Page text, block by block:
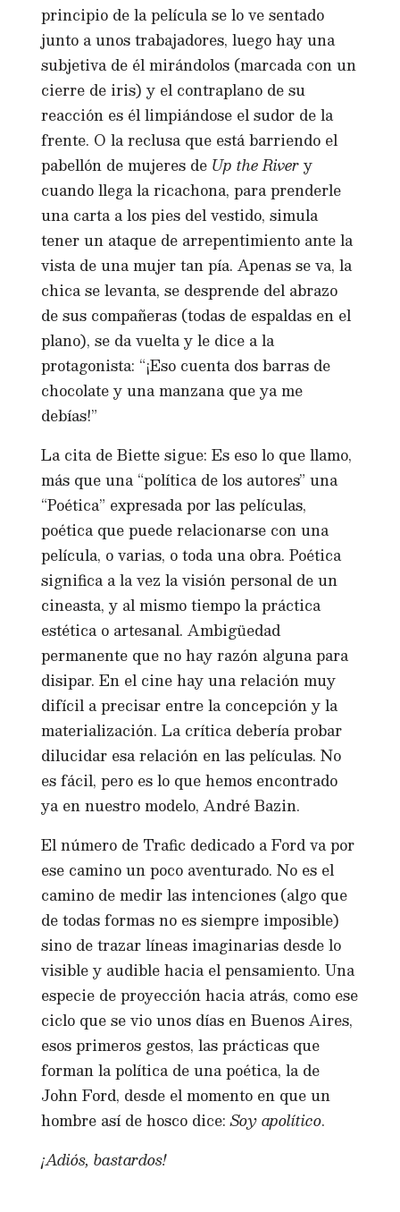
principio de la película se lo ve sentado
junto a unos trabajadores, luego hay una
subjetiva de él mirándolos (marcada con un
cierre de iris) y el contraplano de su
reacción es él limpiándose el sudor de la
frente. O la reclusa que está barriendo el
pabellón de mujeres de Up the Rivery
cuando llega la ricachona, para prenderle
una carta a los pies del vestido, simula
tener un ataque de arrepentimiento ante la
vista de una mujer tan pía. Apenas se va, la
chica se levanta, se desprende del abrazo
de sus compañeras (todas de espaldas en el
plano), se da vuelta y le dice a la
protagonista: “¡Eso cuenta dos barras de
chocolate y una manzana que ya me
debías!”
La cita de Biette sigue: Es eso lo que llamo,
más que una “política de los autores” una
“Poética” expresada por las películas,
poética que puede relacionarse con una
película, o varias, o toda una obra. Poética
significa a la vez la visión personal de un
cineasta, y al mismo tiempo la práctica
estética o artesanal. Ambigüedad
permanente que no hay razón alguna para
disipar. En el cine hay una relación muy
difícil a precisar entre la concepción y la
materialización. La crítica debería probar
dilucidar esa relación en las películas. No
es fácil, pero es lo que hemos encontrado
ya en nuestro modelo, André Bazin.
El número de Trafic dedicado a Ford va por
ese camino un poco aventurado. No es el
camino de medir las intenciones (algo que
de todas formas no es siempre imposible)
sino de trazar líneas imaginarias desde lo
visible y audible hacia el pensamiento. Una
especie de proyección hacia atrás, como ese
ciclo que se vio unos días en Buenos Aires,
esos primeros gestos, las prácticas que
forman la política de una poética, la de
John Ford, desde el momento en que un
hombre así de hosco dice:Soy apolítico.
¡Adiós, bastardos!